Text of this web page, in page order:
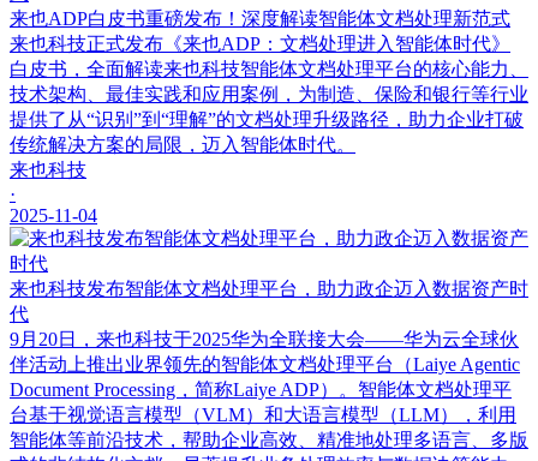
来也ADP白皮书重磅发布！深度解读智能体文档处理新范式
来也科技正式发布《来也ADP：文档处理进入智能体时代》
白皮书，全面解读来也科技智能体文档处理平台的核心能力、
技术架构、最佳实践和应用案例，为制造、保险和银行等行业
提供了从“识别”到“理解”的文档处理升级路径，助力企业打破
传统解决方案的局限，迈入智能体时代。
来也科技
·
2025-11-04
来也科技发布智能体文档处理平台，助力政企迈入数据资产时
代
9月20日，来也科技于2025华为全联接大会——华为云全球伙
伴活动上推出业界领先的智能体文档处理平台（Laiye Agentic
Document Processing，简称Laiye ADP）。智能体文档处理平
台基于视觉语言模型（VLM）和大语言模型（LLM），利用
智能体等前沿技术，帮助企业高效、精准地处理多语言、多版